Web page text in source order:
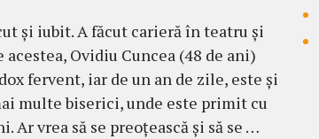
şi iubit. A făcut carieră în teatru şi
Ovidiu Cuncea (48 de ani)
fervent, iar de un an de zile, este şi
multe biserici, unde este primit cu
Ar vrea să se preoţească şi să se …